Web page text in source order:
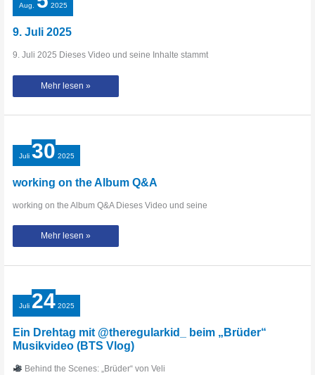
Aug. 2025
9. Juli 2025
9. Juli 2025 Dieses Video und seine Inhalte stammt
9.
2025
Mehr lesen »
Juli 30 2025
working on the Album Q&A
working on the Album Q&A Dieses Video und seine
working
Q&A
Mehr lesen »
Juli 24 2025
Ein Drehtag mit @theregularkid_ beim „Brüder“
Musikvideo (BTS Vlog)
Behind the Scenes: „Brüder“ von Veli